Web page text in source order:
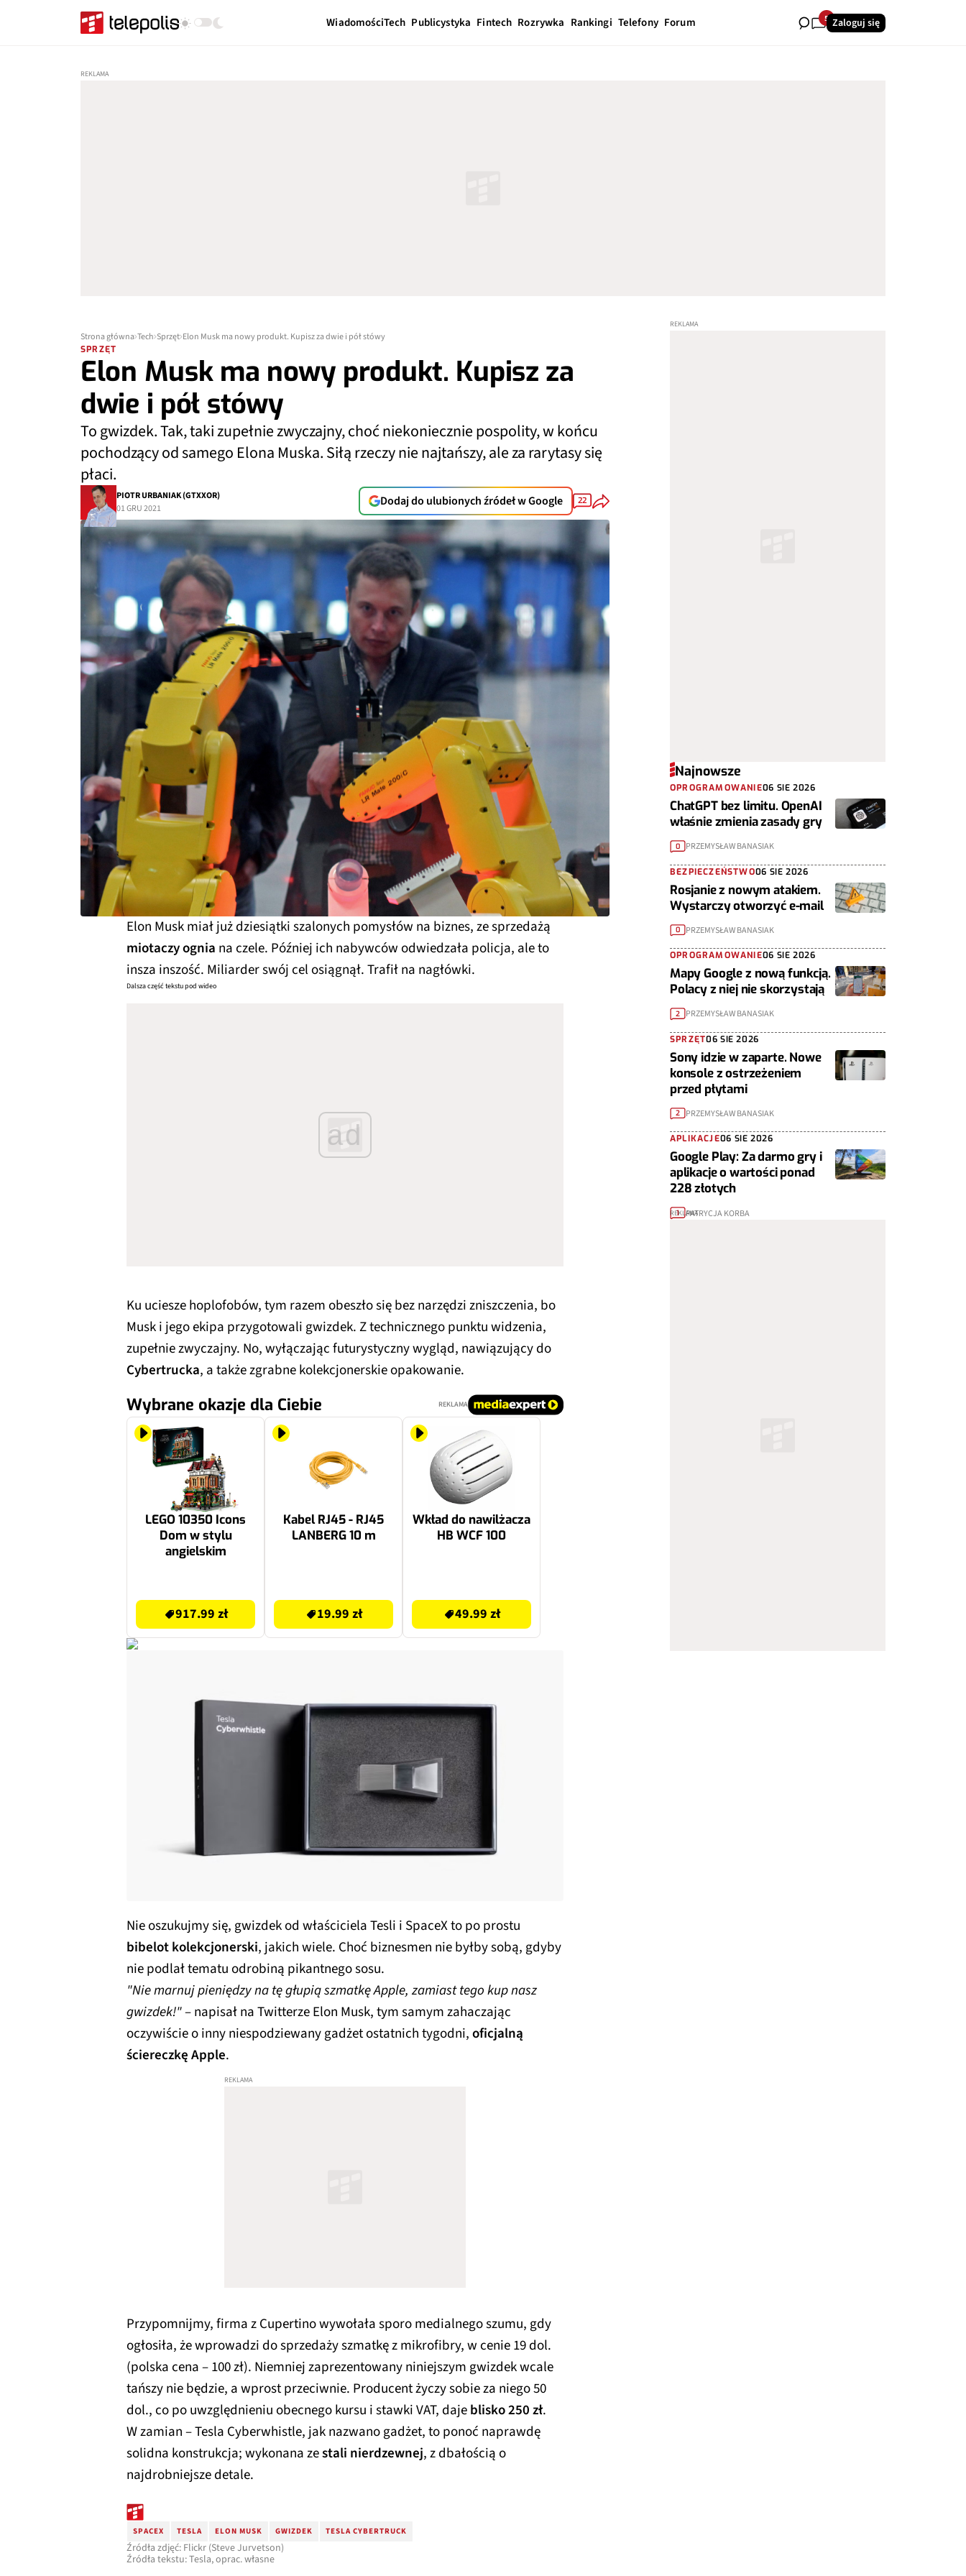
WiadomościTech Publicystyka Fintech Rozrywka Rankingi Telefony Forum 5 Zaloguj się
Strona główna Tech Sprzęt Elon Musk ma nowy produkt. Kupisz za dwie i pół stówy
SPRZĘT
Elon Musk ma nowy produkt. Kupisz za
dwie i pół stówy
To gwizdek. Tak, taki zupełnie zwyczajny, choć niekoniecznie pospolity, w końcu
pochodzący od samego Elona Muska. Siłą rzeczy nie najtańszy, ale za rarytasy się
płaci.
PIOTR URBANIAK (GTXXOR)
01 GRU 2021
Dodaj do ulubionych źródeł w Google 22
Elon Musk miał już dziesiątki szalonych pomysłów na biznes, ze sprzedażą
miotaczy ognia na czele. Później ich nabywców odwiedzała policja, ale to
insza inszość. Miliarder swój cel osiągnął. Trafił na nagłówki.
Dalsza część tekstu pod wideo
ad
Ku uciesze hoplofobów, tym razem obeszło się bez narzędzi zniszczenia, bo
Musk i jego ekipa przygotowali gwizdek. Z technicznego punktu widzenia,
zupełnie zwyczajny. No, wyłączając futurystyczny wygląd, nawiązujący do
Cybertrucka, a także zgrabne kolekcjonerskie opakowanie.
Wybrane okazje dla Ciebie REKLAMA
LEGO 10350 Icons
Dom w stylu
angielskim
917.99 zł
Kabel RJ45 - RJ45
LANBERG 10 m
19.99 zł
Wkład do nawilżacza
HB WCF 100
49.99 zł
Nie oszukujmy się, gwizdek od właściciela Tesli i SpaceX to po prostu
bibelot kolekcjonerski, jakich wiele. Choć biznesmen nie byłby sobą, gdyby
nie podlał tematu odrobiną pikantnego sosu.
"Nie marnuj pieniędzy na tę głupią szmatkę Apple, zamiast tego kup nasz
gwizdek!"– napisał na Twitterze Elon Musk, tym samym zahaczając
oczywiście o inny niespodziewany gadżet ostatnich tygodni,oficjalną
ściereczkę Apple.
Przypomnijmy, firma z Cupertino wywołała sporo medialnego szumu, gdy
ogłosiła, że wprowadzi do sprzedaży szmatkę z mikrofibry, w cenie 19 dol.
(polska cena – 100 zł). Niemniej zaprezentowany niniejszym gwizdek wcale
tańszy nie będzie, a wprost przeciwnie. Producent życzy sobie za niego 50
dol., co po uwzględnieniu obecnego kursu i stawki VAT, dajeblisko 250 zł.
W zamian – Tesla Cyberwhistle, jak nazwano gadżet, to ponoć naprawdę
solidna konstrukcja; wykonana zestali nierdzewnej, z dbałością o
najdrobniejsze detale.
SPACEX TESLA ELON MUSK GWIZDEK TESLA CYBERTRUCK
Źródła zdjęć: Flickr (Steve Jurvetson)
Źródła tekstu: Tesla, oprac. własne
Najnowsze
OPROGRAMOWANIE06 SIE 2026
ChatGPT bez limitu. OpenAI
właśnie zmienia zasady gry
0 PRZEMYSŁAW BANASIAK
BEZPIECZEŃSTWO06 SIE 2026
Rosjanie z nowym atakiem.
Wystarczy otworzyć e-mail
0 PRZEMYSŁAW BANASIAK
OPROGRAMOWANIE06 SIE 2026
Mapy Google z nową funkcją.
Polacy z niej nie skorzystają
2 PRZEMYSŁAW BANASIAK
SPRZĘT06 SIE 2026
Sony idzie w zaparte. Nowe
konsole z ostrzeżeniem
przed płytami
2 PRZEMYSŁAW BANASIAK
APLIKACJE06 SIE 2026
Google Play: Za darmo gry i
aplikacje o wartości ponad
228 złotych
1 PATRYCJA KORBA